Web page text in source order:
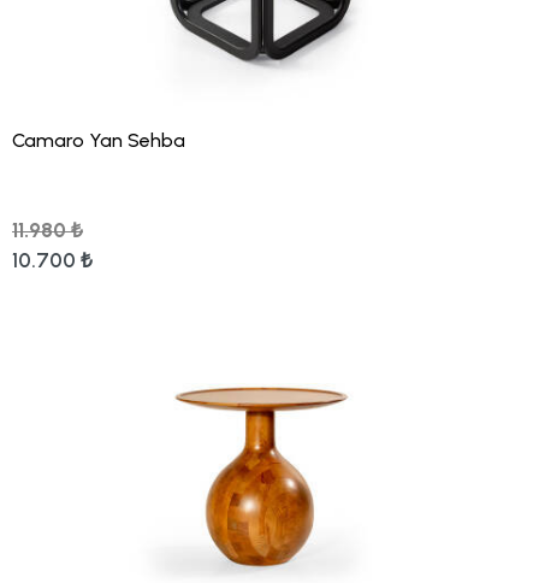
Camaro Yan Sehba
11.980 ₺
10.700 ₺